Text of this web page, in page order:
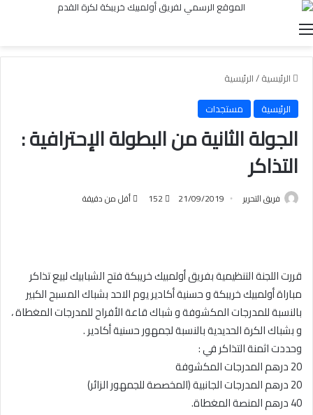
القائمة
الرئيسية/الرئيسية
الرئيسية
مستجدات
الجولة الثانية من البطولة الإحترافية :
التذاكر
فريق التحرير 21/09/2019
152 أقل من دقيقة
قررت اللجنة التنظيمية بفريق أولمبيك خريبكة فتح الشبابيك لبيع تذاكر
مباراة أولمبيك خريبكة و حسنية أكادير يوم الاحد بشباك المسبح الكبير
بالنسبة للمدرجات المكشوفة و شباك قاعة الأفراح للمدرجات المغطاة ،
و بشباك الكرة الحديدية بالنسبة لجمهور حسنية أكادير .
وحددت اثمنة التذاكر في :
20 درهم المدرجات المكشوفة
20 درهم المدرجات الجانبية (المخصصة للجمهور الزائر)
40 درهم المنصة المغطاة.